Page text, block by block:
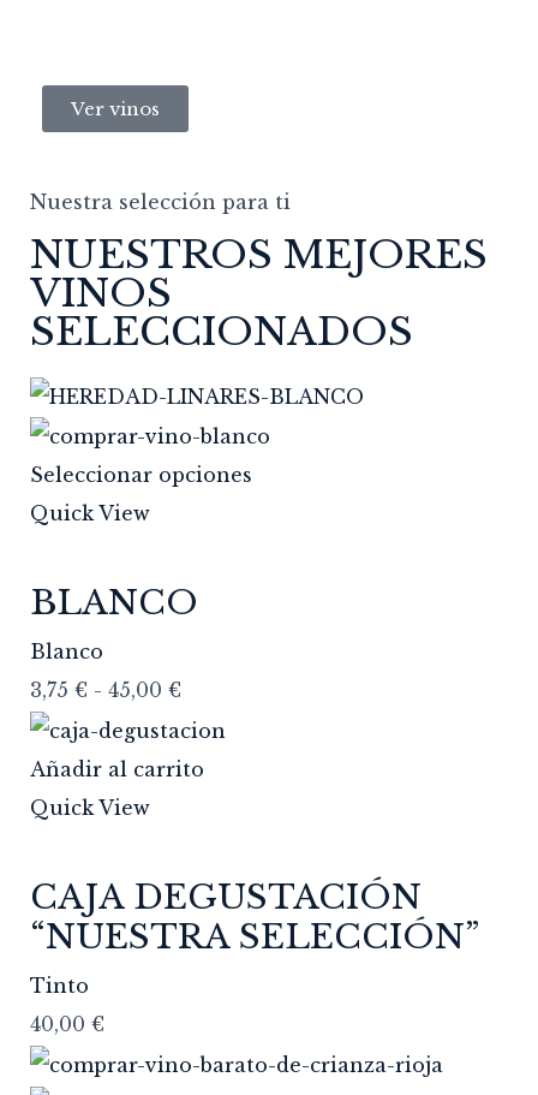
Ver vinos
Nuestra selección para ti
NUESTROS MEJORES
VINOS
SELECCIONADOS
Seleccionar opciones
Quick View
BLANCO
Blanco
3,75 € - 45,00 €
Añadir al carrito
Quick View
CAJA DEGUSTACIÓN
“NUESTRA SELECCIÓN”
Tinto
40,00 €